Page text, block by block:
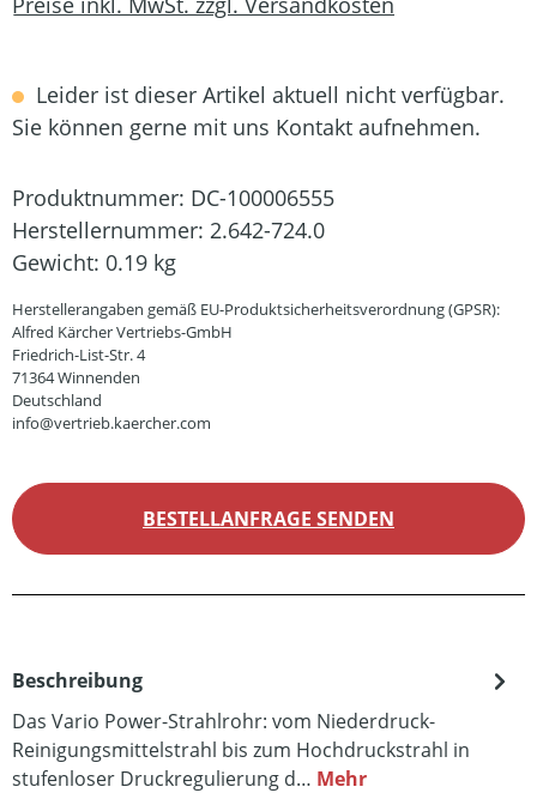
Leider ist dieser Artikel aktuell nicht verfügbar.
Sie können gerne mit uns Kontakt aufnehmen.
Produktnummer: DC-100006555
Herstellernummer: 2.642-724.0
Gewicht: 0.19 kg
Herstellerangaben gemäß EU-Produktsicherheitsverordnung (GPSR):
Alfred Kärcher Vertriebs-GmbH
Friedrich-List-Str. 4
71364 Winnenden
Deutschland
info@vertrieb.kaercher.com
BESTELLANFRAGE SENDEN
Beschreibung
Das Vario Power-Strahlrohr: vom Niederdruck-
Reinigungsmittelstrahl bis zum Hochdruckstrahl in
stufenloser Druckregulierung d… Mehr